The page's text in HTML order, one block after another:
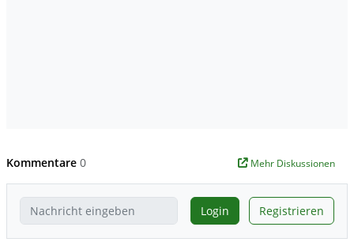
Kommentare 0 Mehr Diskussionen
Login Registrieren